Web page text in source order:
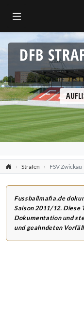
DFB
Strafen FSV Zwickau
Fussballmafia.de
Saison 2011/12. Diese
Dokumentation und
und geahndeten